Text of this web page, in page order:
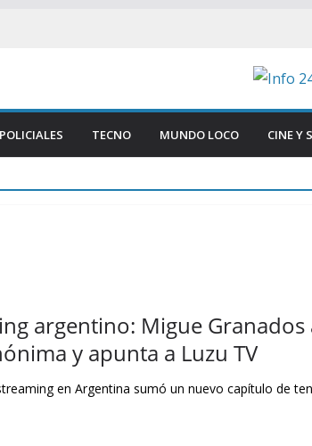
POLICIALES TECNO MUNDO LOCO CINE Y
argentino: Migue
y apunta a Luzu TV
en Argentina sumó un nuevo capítulo de